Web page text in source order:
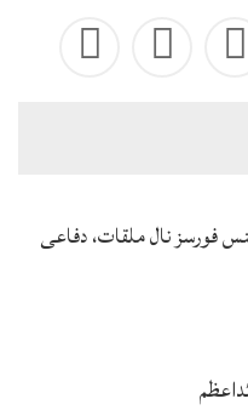
فورسز نال ملقات، دفاعی